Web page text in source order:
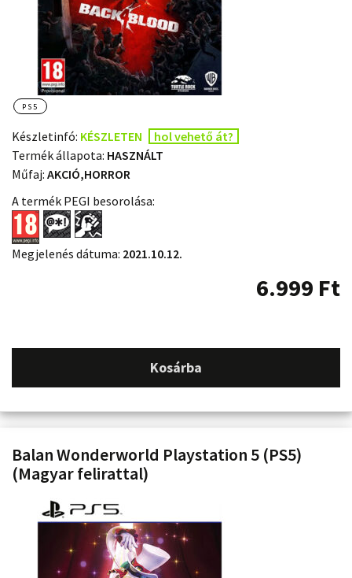
PS5
Készletinfó: KÉSZLETEN
hol vehető át?
Termék állapota: HASZNÁLT
Műfaj: AKCIÓ,HORROR
A termék PEGI besorolása:
Megjelenés dátuma: 2021.10.12.
6.999 Ft
Kosárba
Balan Wonderworld Playstation 5 (PS5)
(Magyar felirattal)